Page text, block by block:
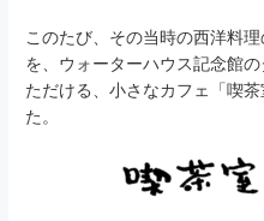
このたび、その当時の西洋料
を、ウォーターハウス記念館
ただける、小さなカフェ「喫
た。